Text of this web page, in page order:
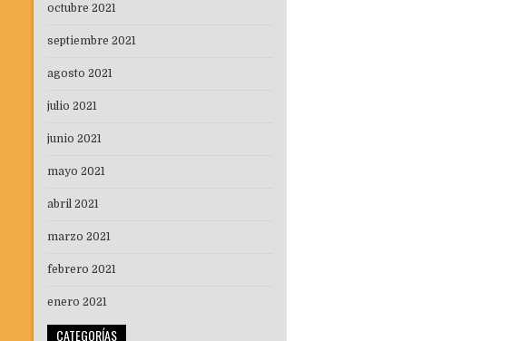
octubre 2021
septiembre 2021
agosto 2021
julio 2021
junio 2021
mayo 2021
abril 2021
marzo 2021
febrero 2021
enero 2021
CATEGORÍAS